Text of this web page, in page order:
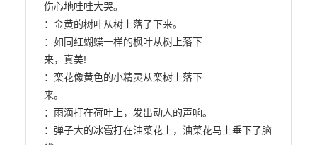
伤心地哇哇大哭。
：金黄的树叶从树上落了下来。
：如同红蝴蝶一样的枫叶从树上落下
来，真美!
：栾花像黄色的小精灵从栾树上落下
来。
：雨滴打在荷叶上，发出动人的声响。
：弹子大的冰雹打在油菜花上，油菜花马上垂下了脑